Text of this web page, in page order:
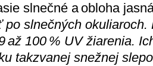
slnečné a obloha
po slnečných
až 100 % UV žiarenia.
takzvanej snežnej